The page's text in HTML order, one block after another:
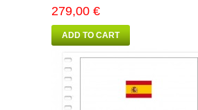
279,00 €
ADD TO CART